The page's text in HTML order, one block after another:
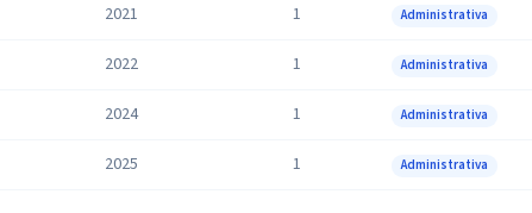
2021 1 Administrativa
2022 1 Administrativa
2024 1 Administrativa
2025 1 Administrativa